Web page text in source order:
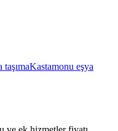
Kastamonu eşya